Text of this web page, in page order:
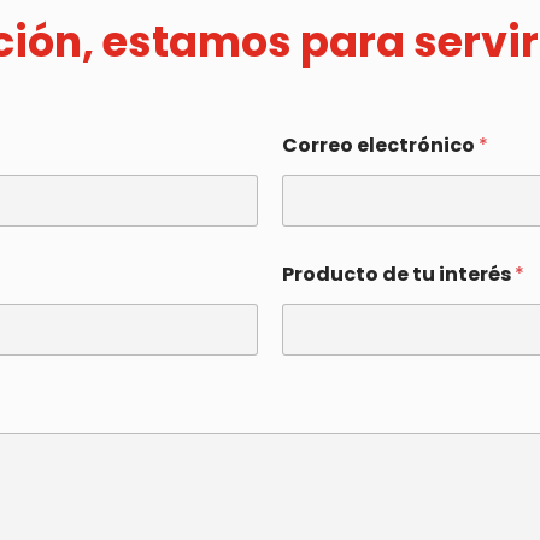
estamos para
Correo electrónico *
Producto de tu interés*